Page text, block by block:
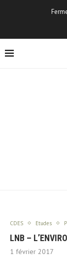
CDES Etudes
LNB –
1 février 2017